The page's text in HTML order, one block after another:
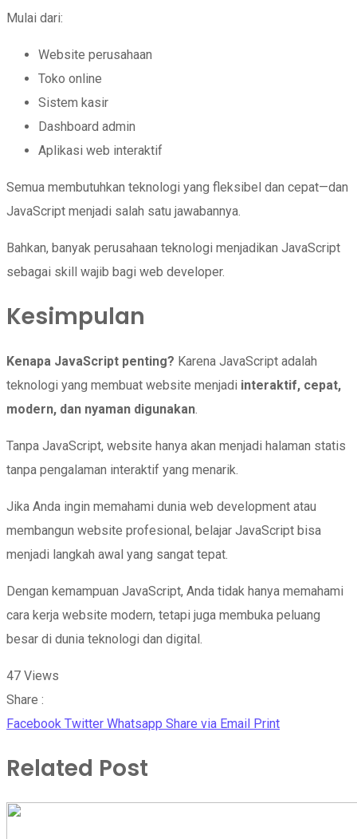
Mulai dari:
Website perusahaan
Toko online
Sistem kasir
Dashboard admin
Aplikasi web interaktif
Semua membutuhkan teknologi yang fleksibel dan cepat—dan
JavaScript menjadi salah satu jawabannya.
Bahkan, banyak perusahaan teknologi menjadikan JavaScript
sebagai skill wajib bagi web developer.
Kesimpulan
Kenapa JavaScript penting? Karena JavaScript adalah
teknologi yang membuat website menjadi interaktif, cepat,
modern, dan nyaman digunakan.
Tanpa JavaScript, website hanya akan menjadi halaman statis
tanpa pengalaman interaktif yang menarik.
Jika Anda ingin memahami dunia web development atau
membangun website profesional, belajar JavaScript bisa
menjadi langkah awal yang sangat tepat.
Dengan kemampuan JavaScript, Anda tidak hanya memahami
cara kerja website modern, tetapi juga membuka peluang
besar di dunia teknologi dan digital.
47 Views
Share :
Facebook Twitter Whatsapp Share via Email Print
Related Post